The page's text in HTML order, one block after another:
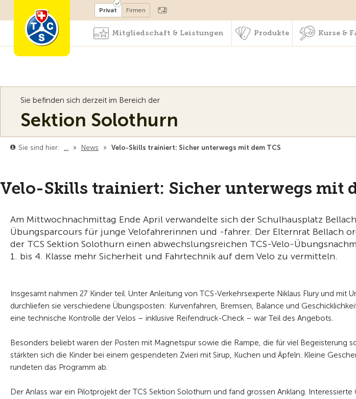
Mitglied werden
Privat Firmen
Mitgliedschaft & Leistungen Produkte Kurse &
Sie befinden sich derzeit im Bereich der
Sektion Solothurn
Sie sind hier: … » News » Velo-Skills trainiert: Sicher unterwegs mit dem TCS
Velo-Skills trainiert: Sicher unterwegs mit
Am Mittwochnachmittag Ende April verwandelte sich der Schulhausplatz
Übungsparcours für junge Velofahrerinnen und -fahrer. Der Elternrat Bellach
der TCS Sektion Solothurn einen abwechslungsreichen TCS-Velo-
1. bis 4. Klasse mehr Sicherheit und Fahrtechnik auf dem Velo zu vermitteln.
Insgesamt nahmen 27 Kinder teil. Unter Anleitung von TCS-Verkehrsexperte Niklaus Flury und mit
durchliefen sie verschiedene Übungsposten: Kurvenfahren, Bremsen, Balance und
eine technische Kontrolle der Velos – inklusive Reifendruck-Check – war Teil des Angebots.
Besonders beliebt waren der Posten mit Magnetspur sowie die Rampe, die für viel Begeisterung
stärkten sich die Kinder bei einem gespendeten Zvieri mit Sirup, Kuchen und Äpfeln. Kleine
rundeten das Programm ab.
Der Anlass war ein Pilotprojekt der TCS Sektion Solothurn und fand grossen Anklang.